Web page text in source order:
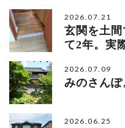
2026.07.21
玄関を土
て2年。実
2026.07.09
みのさんぽ
2026.06.25